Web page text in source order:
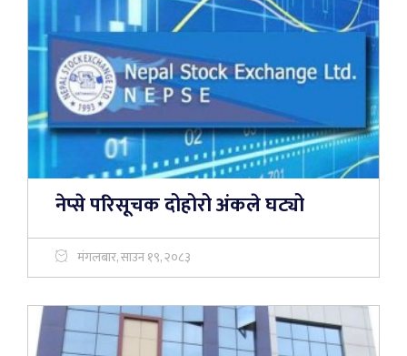
नेप्से परिसूचक दोहोरो अंकले घट्यो
मंगलबार, साउन १९, २०८३